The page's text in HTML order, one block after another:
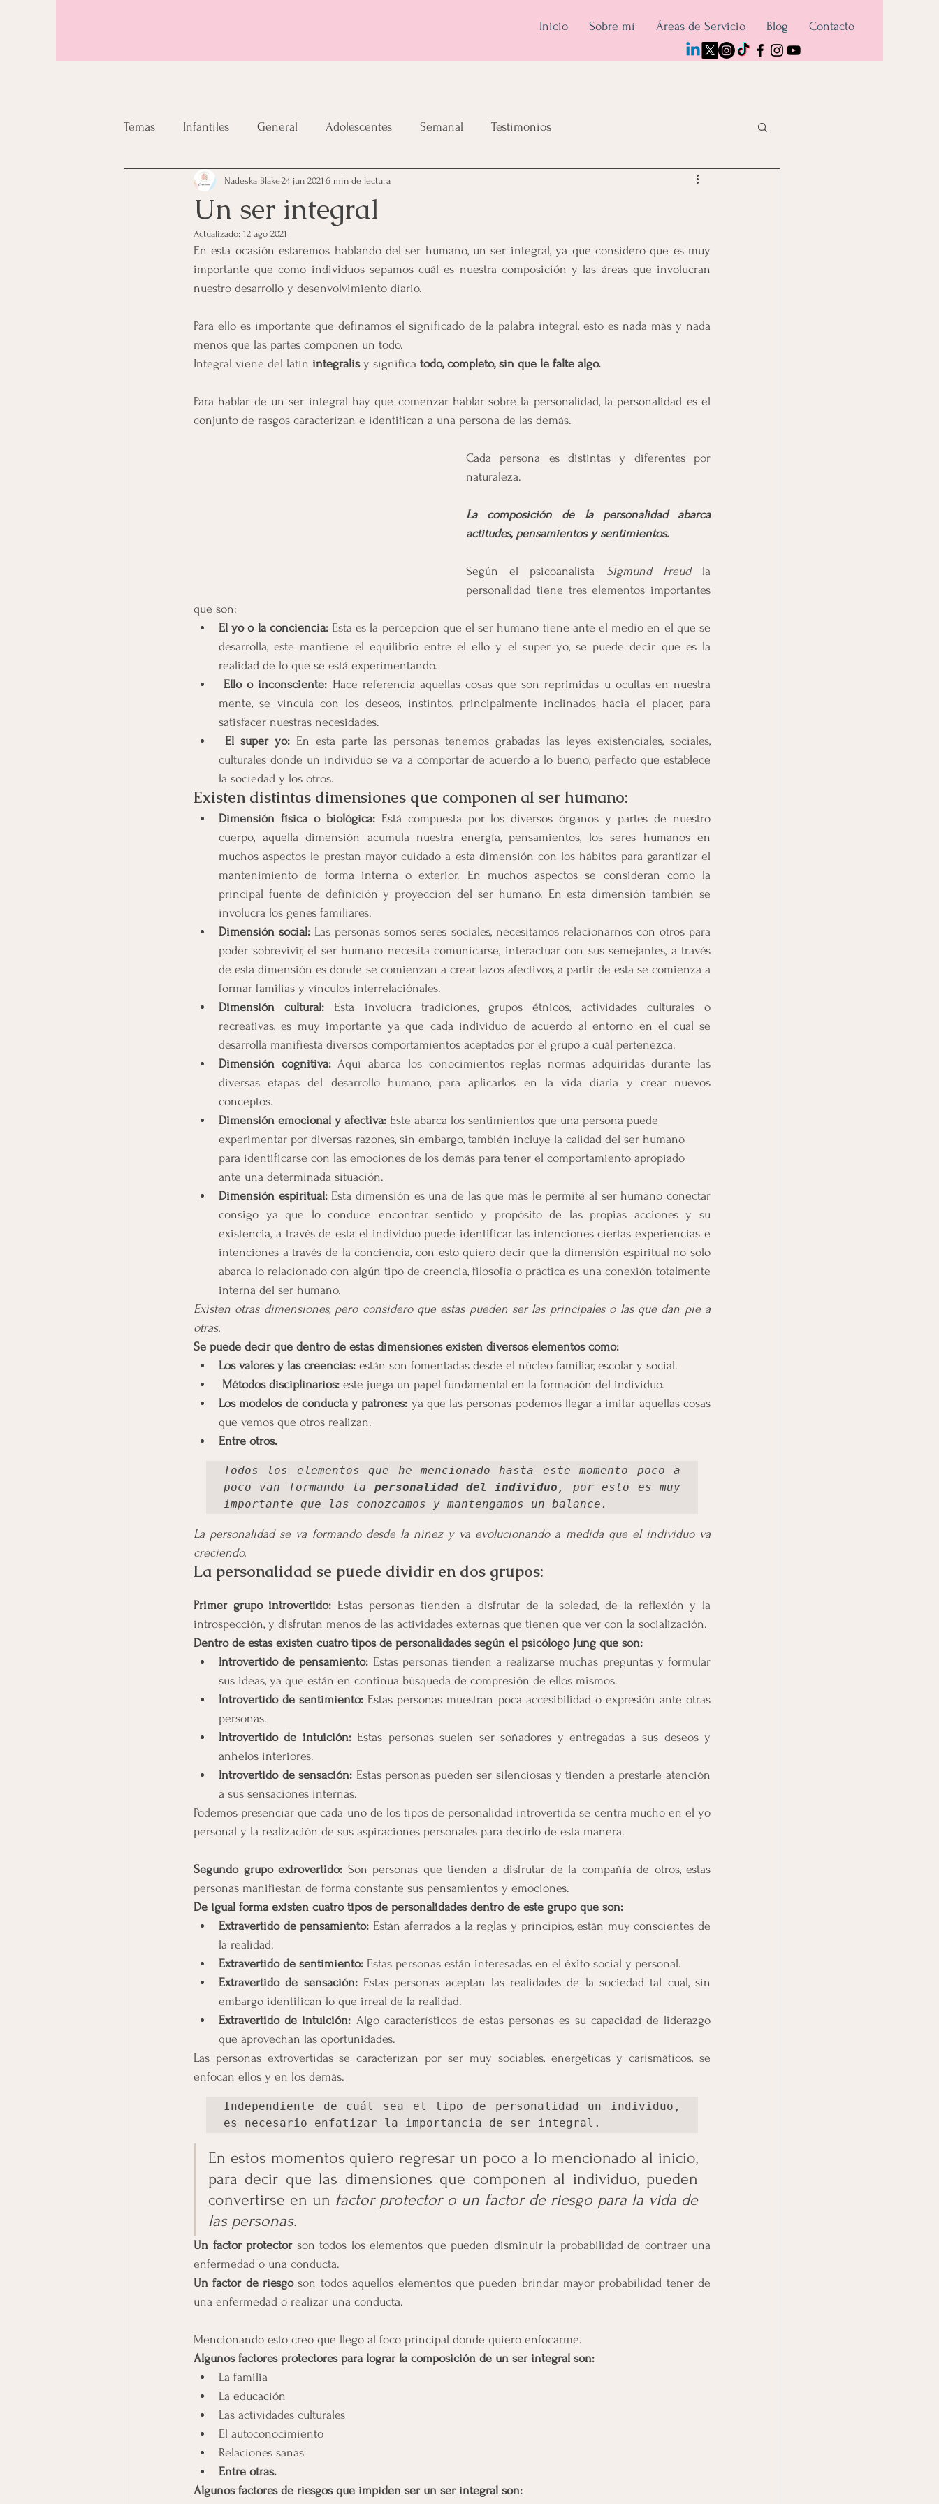
Inicio Sobre mí Áreas de Servicio Blog Contacto
Temas Infantiles General Adolescentes Semanal Testimonios
Un ser integral
Nadeska Blake24 jun 2021 6 min de lectura
Actualizado: 12 ago 2021
En esta ocasión estaremos hablando del ser humano, un ser integral, ya que considero que es muy
importante que como individuos sepamos cuál es nuestra composición y las áreas que involucran
nuestro desarrollo y desenvolvimiento diario.
Para ello es importante que definamos el significado de la palabra integral, esto es nada más y nada
menos que las partes componen un todo.
Integral viene del latín integralis y significa todo, completo, sin que le falte algo.
Para hablar de un ser integral hay que comenzar hablar sobre la personalidad, la personalidad es el
conjunto de rasgos caracterizan e identifican a una persona de las demás.
Cada persona es distintas y diferentes por
naturaleza.
La composición de la personalidad abarca
actitudes, pensamientos y sentimientos.
Según el psicoanalista Sigmund Freud la
personalidad tiene tres elementos importantes
que son:
El yo o la conciencia: Esta es la percepción que el ser humano tiene ante el medio en el que se
desarrolla, este mantiene el equilibrio entre el ello y el super yo, se puede decir que es la
realidad de lo que se está experimentando.
Ello o inconsciente: Hace referencia aquellas cosas que son reprimidas u ocultas en nuestra
mente, se vincula con los deseos, instintos, principalmente inclinados hacia el placer, para
satisfacer nuestras necesidades.
El super yo: En esta parte las personas tenemos grabadas las leyes existenciales, sociales,
culturales donde un individuo se va a comportar de acuerdo a lo bueno, perfecto que establece
la sociedad y los otros.
Existen distintas dimensiones que componen al ser humano:
Dimensión física o biológica: Está compuesta por los diversos órganos y partes de nuestro
cuerpo, aquella dimensión acumula nuestra energía, pensamientos, los seres humanos en
muchos aspectos le prestan mayor cuidado a esta dimensión con los hábitos para garantizar el
mantenimiento de forma interna o exterior. En muchos aspectos se consideran como la
principal fuente de definición y proyección del ser humano. En esta dimensión también se
involucra los genes familiares.
Dimensión social: Las personas somos seres sociales, necesitamos relacionarnos con otros para
poder sobrevivir, el ser humano necesita comunicarse, interactuar con sus semejantes, a través
de esta dimensión es donde se comienzan a crear lazos afectivos, a partir de esta se comienza a
formar familias y vínculos interrelaciónales.
Dimensión cultural: Esta involucra tradiciones, grupos étnicos, actividades culturales o
recreativas, es muy importante ya que cada individuo de acuerdo al entorno en el cual se
desarrolla manifiesta diversos comportamientos aceptados por el grupo a cuál pertenezca.
Dimensión cognitiva: Aquí abarca los conocimientos reglas normas adquiridas durante las
diversas etapas del desarrollo humano, para aplicarlos en la vida diaria y crear nuevos
conceptos.
Dimensión emocional y afectiva: Este abarca los sentimientos que una persona puede
experimentar por diversas razones, sin embargo, también incluye la calidad del ser humano
para identificarse con las emociones de los demás para tener el comportamiento apropiado
ante una determinada situación.
Dimensión espiritual: Esta dimensión es una de las que más le permite al ser humano conectar
consigo ya que lo conduce encontrar sentido y propósito de las propias acciones y su
existencia, a través de esta el individuo puede identificar las intenciones ciertas experiencias e
intenciones a través de la conciencia, con esto quiero decir que la dimensión espiritual no solo
abarca lo relacionado con algún tipo de creencia, filosofía o práctica es una conexión totalmente
interna del ser humano.
Existen otras dimensiones, pero considero que estas pueden ser las principales o las que dan pie a
otras.
Se puede decir que dentro de estas dimensiones existen diversos elementos como:
Los valores y las creencias: están son fomentadas desde el núcleo familiar, escolar y social.
Métodos disciplinarios: este juega un papel fundamental en la formación del individuo.
Los modelos de conducta y patrones: ya que las personas podemos llegar a imitar aquellas cosas
que vemos que otros realizan.
Entre otros.
Todos los elementos que he mencionado hasta este momento poco a
poco van formando la personalidad del individuo , por esto es muy
importante que las conozcamos y mantengamos un balance.
La personalidad se va formando desde la niñez y va evolucionando a medida que el individuo va
creciendo.
La personalidad se puede dividir en dos grupos:
Primer grupo introvertido: Estas personas tienden a disfrutar de la soledad, de la reflexión y la
introspección, y disfrutan menos de las actividades externas que tienen que ver con la socialización.
Dentro de estas existen cuatro tipos de personalidades según el psicólogo Jung que son:
Introvertido de pensamiento: Estas personas tienden a realizarse muchas preguntas y formular
sus ideas, ya que están en continua búsqueda de compresión de ellos mismos.
Introvertido de sentimiento: Estas personas muestran poca accesibilidad o expresión ante otras
personas.
Introvertido de intuición: Estas personas suelen ser soñadores y entregadas a sus deseos y
anhelos interiores.
Introvertido de sensación: Estas personas pueden ser silenciosas y tienden a prestarle atención
a sus sensaciones internas.
Podemos presenciar que cada uno de los tipos de personalidad introvertida se centra mucho en el yo
personal y la realización de sus aspiraciones personales para decirlo de esta manera.
Segundo grupo extrovertido: Son personas que tienden a disfrutar de la compañía de otros, estas
personas manifiestan de forma constante sus pensamientos y emociones.
De igual forma existen cuatro tipos de personalidades dentro de este grupo que son:
Extravertido de pensamiento: Están aferrados a la reglas y principios, están muy conscientes de
la realidad.
Extravertido de sentimiento: Estas personas están interesadas en el éxito social y personal.
Extravertido de sensación: Estas personas aceptan las realidades de la sociedad tal cual, sin
embargo identifican lo que irreal de la realidad.
Extravertido de intuición: Algo característicos de estas personas es su capacidad de liderazgo
que aprovechan las oportunidades.
Las personas extrovertidas se caracterizan por ser muy sociables, energéticas y carismáticos, se
enfocan ellos y en los demás.
Independiente de cuál sea el tipo de personalidad un individuo,
es necesario enfatizar la importancia de ser integral.
En estos momentos quiero regresar un poco a lo mencionado al inicio,
para decir que las dimensiones que componen al individuo, pueden
convertirse en un factor protector o un factor de riesgo para la vida de
las personas.
Un factor protector son todos los elementos que pueden disminuir la probabilidad de contraer una
enfermedad o una conducta.
Un factor de riesgo son todos aquellos elementos que pueden brindar mayor probabilidad tener de
una enfermedad o realizar una conducta.
Mencionando esto creo que llego al foco principal donde quiero enfocarme.
Algunos factores protectores para lograr la composición de un ser integral son:
La familia
La educación
Las actividades culturales
El autoconocimiento
Relaciones sanas
Entre otras.
Algunos factores de riesgos que impiden ser un ser integral son: